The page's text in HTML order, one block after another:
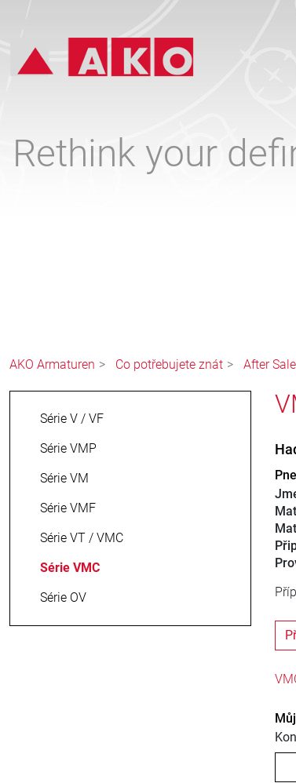
Rethink your
AKO Armaturen Co potřebujete znát After
Série V / VF
Série VMP
Série VM
Série VMF
Série VT / VMC
Série VMC
Série OV